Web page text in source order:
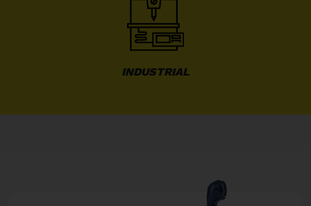
INDUSTRIAL